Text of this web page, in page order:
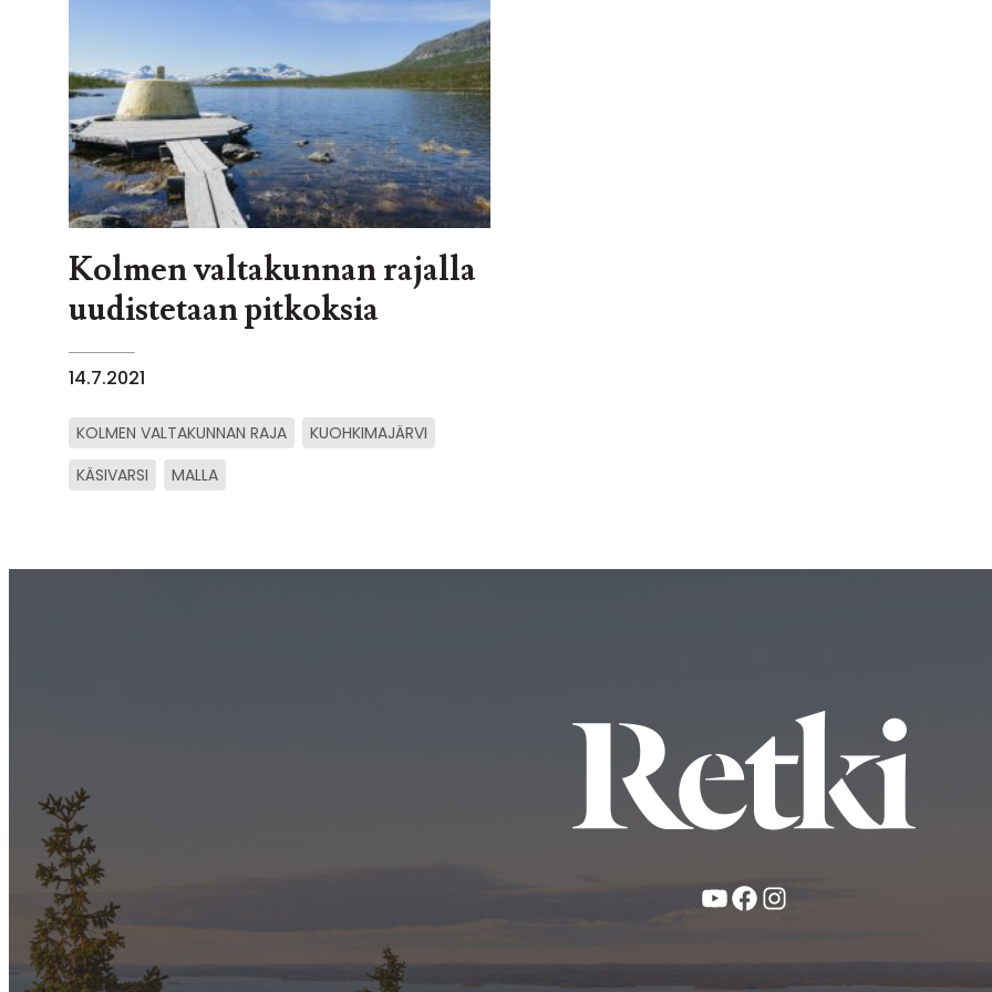
Kolmen valtakunnan rajalla
uudistetaan pitkoksia
14.7.2021
KOLMEN VALTAKUNNAN RAJA
KUOHKIMAJÄRVI
KÄSIVARSI
MALLA
YouTube
FacebookInstagram